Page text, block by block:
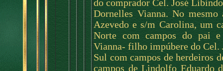
do comprador Cel. José
Dornelles Vianna. No
Azevedo e s/m Carolina, um
Norte com campos do pai
Vianna- filho impúbere do
Sul com campos de herdeiros
campos de Lindolfo Eduardo